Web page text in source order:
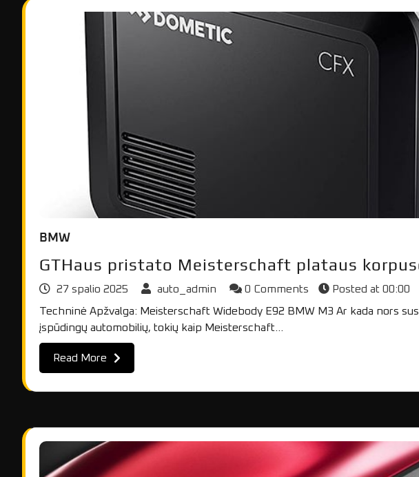
BMW
GTHaus pristato Meisterschaft plataus
27 spalio 2025 auto_admin 0 Comments Posted at 00:00
Techninė Apžvalga: Meisterschaft Widebody E92 BMW M3 Ar kada nors
įspūdingų automobilių, tokių kaip Meisterschaft…
Read More